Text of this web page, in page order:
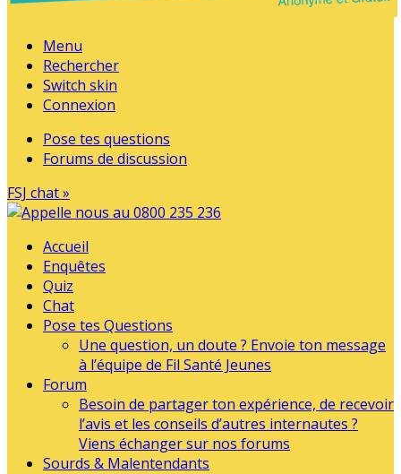
Menu
Rechercher
Switch skin
Connexion
Pose tes questions
Forums de discussion
FSJ chat »
Accueil
Enquêtes
Quiz
Chat
Pose tes Questions
Une question, un doute ? Envoie ton message
à l’équipe de Fil Santé Jeunes
Forum
Besoin de partager ton expérience, de recevoir
l’avis et les conseils d’autres internautes ?
Viens échanger sur nos forums
Sourds & Malentendants